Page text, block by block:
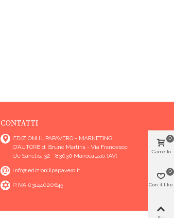
CONTATTI
EDIZIONI IL PAPAVERO - MARKETING
D’AUTORE di Bruno Martina - Via Francesco
De Sanctis, 32 - 83030 Manocalzati (AV)
info@edizioniilpapavero.it
P.IVA 03144020645
Carrello
0
Con il like
0